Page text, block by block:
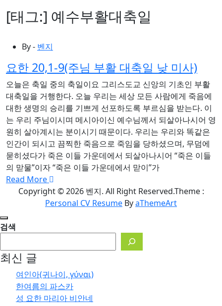
[태그:] 예수부활대축일
By - 벤지
요한 20,1-9(주님 부활 대축일 낮 미사)
오늘은 축일 중의 축일이요 그리스도교 신앙의 기초인 부활
대축일을 거행한다. 오늘 우리는 세상 모든 사람에게 죽음에
대한 생명의 승리를 기쁘게 선포하도록 부르심을 받는다. 이
는 우리 주님이시며 메시아이신 예수님께서 되살아나시어 영
원히 살아계시는 분이시기 때문이다. 우리는 우리와 똑같은
인간이 되시고 끔찍한 죽음으로 죽임을 당하셨으며, 무덤에
묻히셨다가 죽은 이들 가운데에서 되살아나시어 “죽은 이들
의 맏물”이자 “죽은 이들 가운데에서 맏이”가
Read More
Copyright © 2026 벤지. All Right Reserved.Theme :
Personal CV Resume ByaThemeArt
검색
최신 글
여인아(귀나이, γύναι)
한여름의 파스카
성 요한 마리아 비안네